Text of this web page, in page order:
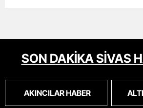
SON DAKİKA SİVAS
AKINCILAR HABER